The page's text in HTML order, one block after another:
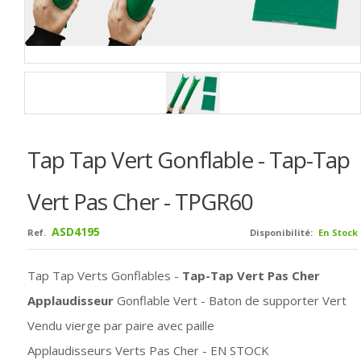
Tap Tap Vert Gonflable - Tap-Tap
Vert Pas Cher - TPGR60
Disponibilité: En Stock
Ref. ASD4195
Tap Tap Verts Gonflables - Tap-Tap Vert Pas Cher
Applaudisseur Gonflable Vert - Baton de supporter Vert
Vendu vierge par paire avec paille
Applaudisseurs Verts Pas Cher - EN STOCK